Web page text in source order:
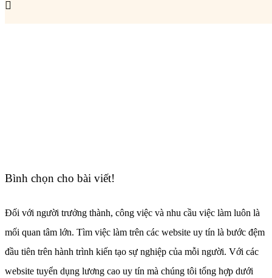
Bình chọn cho bài viết!
Đối với người trưởng thành, công việc và nhu cầu việc làm luôn là
mối quan tâm lớn. Tìm việc làm trên các website uy tín là bước đệm
đầu tiên trên hành trình kiến tạo sự nghiệp của mỗi người. Với các
website tuyển dụng lương cao uy tín mà chúng tôi tổng hợp dưới